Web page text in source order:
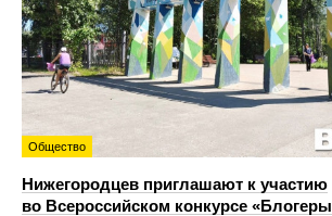
Общество
Нижегородцев приглашают к участию
во Всероссийском конкурсе «Блогеры